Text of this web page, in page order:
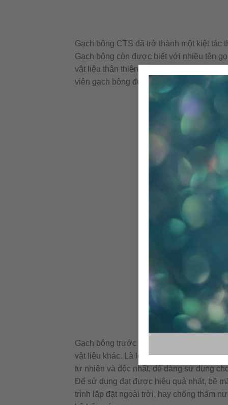
Gạch bông CTS đã trở thành một kiệt tác
Gạch bông còn được biết với nhiều tên
vật liệu thân thiện môi trường với những
viên gạch bông được sản xuất thủ công
Gạch bông trước đây được xem như nữ
vật liệu khác. Là loại vật liệu có tính
tự nhiên và độc nhất, dễ dàng sử dụng
Để sử dụng đạt được hiệu quả nhất, bề
trình lắp đặt ngoài trời, hay chống thấm